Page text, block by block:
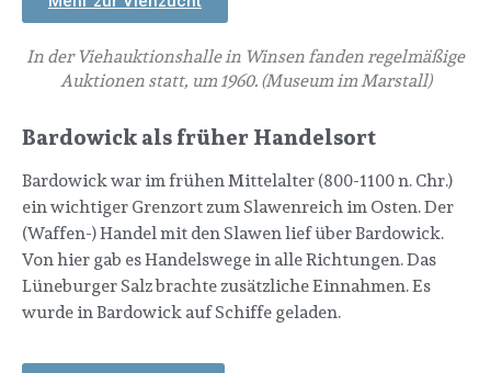
In der Viehauktionshalle in Winsen fanden regelmäßige
Auktionen statt, um 1960. (Museum im Marstall)
Bardowick als früher Handelsort
Bardowick war im frühen Mittelalter (800-1100 n. Chr.)
ein wichtiger Grenzort zum Slawenreich im Osten. Der
(Waffen-) Handel mit den Slawen lief über Bardowick.
Von hier gab es Handelswege in alle Richtungen. Das
Lüneburger Salz brachte zusätzliche Einnahmen. Es
wurde in Bardowick auf Schiffe geladen.